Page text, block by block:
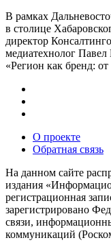
В рамках
в столице
директор
медиатехнолог
«Регион как бренд:
О проекте
Обратная связь
На данном сайте
издания
регистрационная
зарегистрировано
связи,
коммуникаций